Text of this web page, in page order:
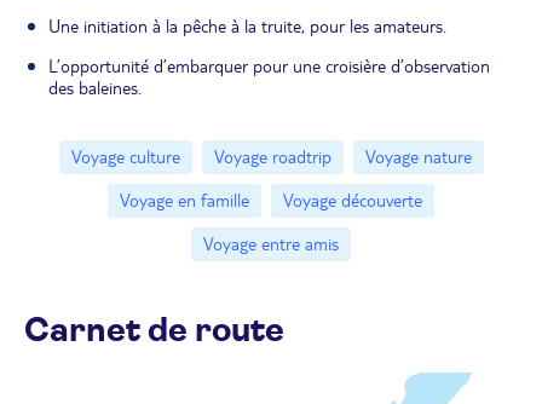
Une initiation à la pêche à la truite, pour les amateurs.
L’opportunité d’embarquer pour une croisière d’observation
des baleines.
Voyage culture Voyage roadtrip
Voyage nature
Voyage en famille
Voyage découverte
Voyage entre amis
Carnet de route